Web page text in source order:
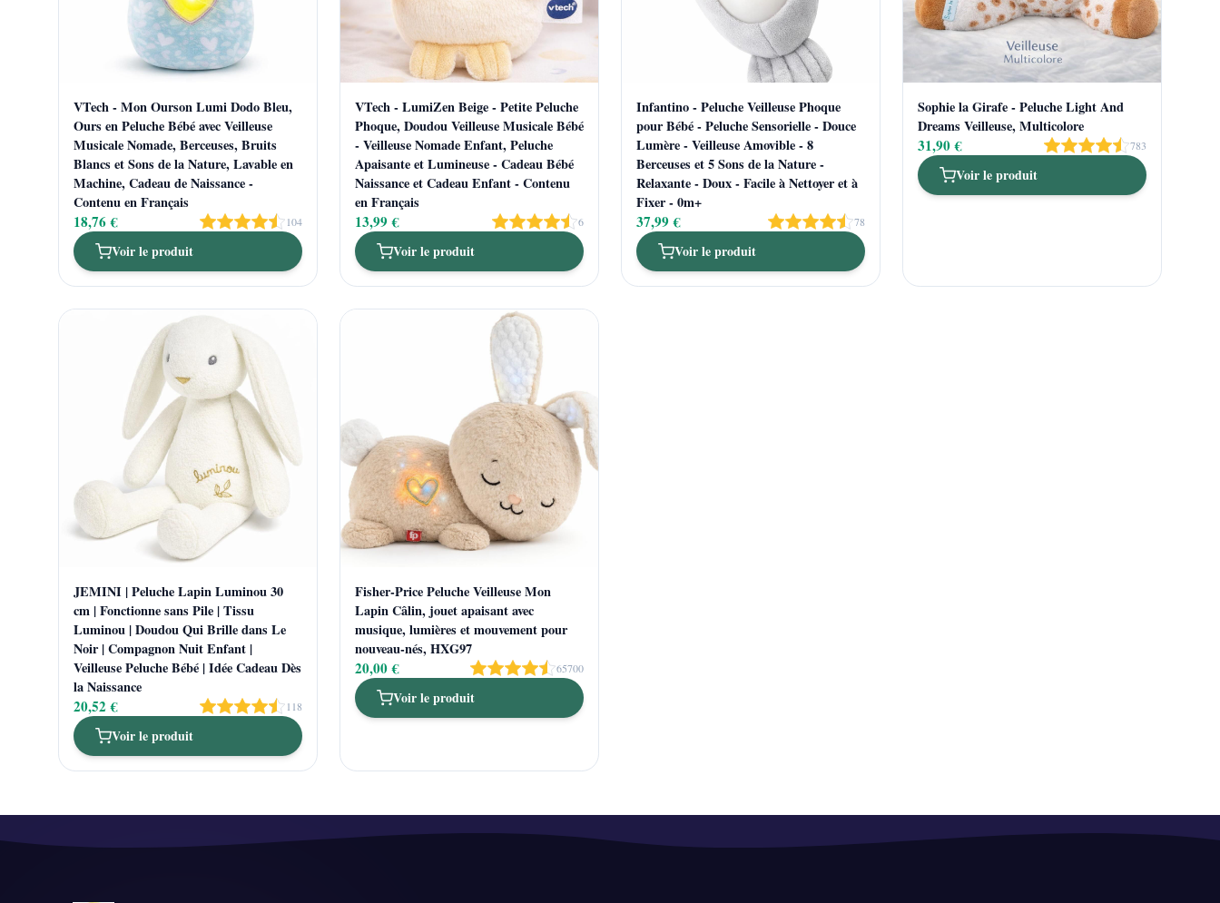
VTech - Mon Ourson Lumi Dodo Bleu,
Ours en Peluche Bébé avec Veilleuse
Musicale Nomade, Berceuses, Bruits
Blancs et Sons de la Nature, Lavable en
Machine, Cadeau de Naissance -
Contenu en Français
18,76 € 104
Voir le produit
VTech - LumiZen Beige - Petite Peluche
Phoque, Doudou Veilleuse Musicale Bébé
- Veilleuse Nomade Enfant, Peluche
Apaisante et Lumineuse - Cadeau Bébé
Naissance et Cadeau Enfant - Contenu
en Français
13,99 € 6
Voir le produit
Infantino - Peluche Veilleuse Phoque
pour Bébé - Peluche Sensorielle - Douce
Lumère - Veilleuse Amovible - 8
Berceuses et 5 Sons de la Nature -
Relaxante - Doux - Facile à Nettoyer et à
Fixer - 0m+
37,99 € 78
Voir le produit
Sophie la Girafe - Peluche Light And
Dreams Veilleuse, Multicolore
31,90 € 783
Voir le produit
JEMINI | Peluche Lapin Luminou 30
cm | Fonctionne sans Pile | Tissu
Luminou | Doudou Qui Brille dans Le
Noir | Compagnon Nuit Enfant |
Veilleuse Peluche Bébé | Idée Cadeau Dès
la Naissance
20,52 € 118
Voir le produit
Fisher-Price Peluche Veilleuse Mon
Lapin Câlin, jouet apaisant avec
musique, lumières et mouvement pour
nouveau-nés, HXG97
20,00 € 65700
Voir le produit